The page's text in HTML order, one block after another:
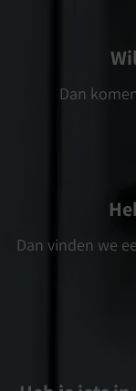
Dan
Dan vinden we